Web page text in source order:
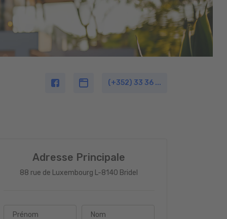
(+352) 33 36 ...
Adresse Principale
88 rue de Luxembourg L-8140 Bridel
Prénom Nom